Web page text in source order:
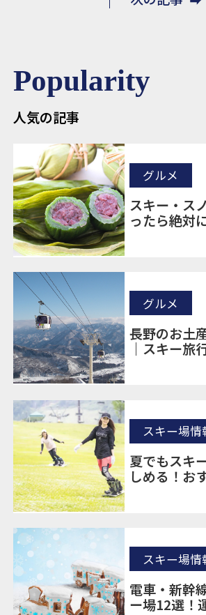
Popularity
人気の記事
スキー・ス
ったら絶対
グルメ
長野のお土
｜スキー旅
グルメ
夏でもスキ
しめる！お
スキー場情
電車・新幹
ー場12選！
スキー場情